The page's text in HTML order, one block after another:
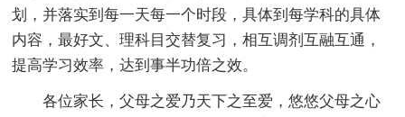
划，并落实到每一天每一个时段，具体到每学科的具体
内容，最好文、理科目交替复习，相互调剂互融互通，
提高学习效率，达到事半功倍之效。
各位家长，父母之爱乃天下之至爱，悠悠父母之心